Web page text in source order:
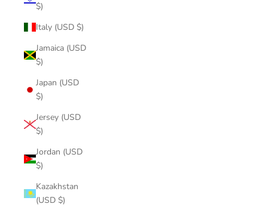
$)
Italy (USD $)
Jamaica (USD
$)
Japan (USD
$)
Jersey (USD
$)
Jordan (USD
$)
Kazakhstan
(USD $)